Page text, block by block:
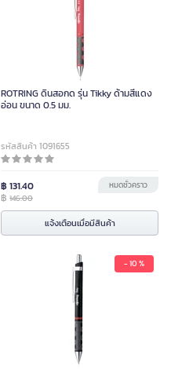
ROTRING ดินสอกด รุ่น Tikky ด้ามสีแดง
อ่อน ขนาด 0.5 มม.
รหัสสินค้า 1091655
฿ 131.40
฿ 146.00
หมดชั่วคราว
แจ้งเตือนเมื่อมีสินค้า
- 10 %